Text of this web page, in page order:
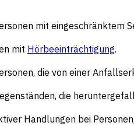
mit eingeschränktem
mit Hörbeeinträchtigung.
die von einer
die
Handlungen bei